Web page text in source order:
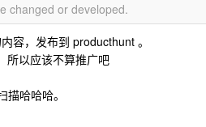
changed or developed.
容，发布到 producthunt 。
所以应该不算推广吧
哈哈哈。